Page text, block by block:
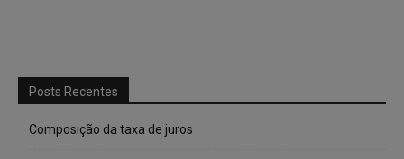
Posts Recentes
Composição da taxa de juros